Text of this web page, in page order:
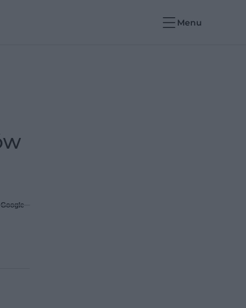
Menu